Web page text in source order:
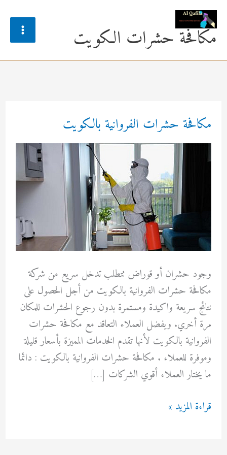
تخطي
المحتوىمكافحة حشرات الكويت
مكافحة حشرات الفروانية بالكويت
وجود حشران أو قوراض تتطلب تدخل سريع من شركة
مكافحة حشرات الفروانية بالكويت من أجل الحصول على
نتائج سريعة واكيدة ومستمرة بدون رجوع الحشرات للمكان
مرة أخري. ويفضل العملاء التعاقد مع مكافحة حشرات
الفروانية بالكويت لأنها تقدم الخدمات المميزة بأسعار قليلة
وموفرة للعملاء . مكافحة حشرات الفروانية بالكويت : دائما
ما يختار العملاء أقوي الشركات […]
مكافحة
قراءة المزيد »